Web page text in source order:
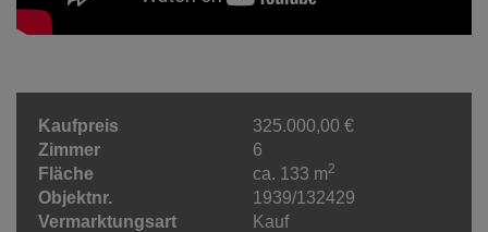
Kaufpreis
325.000,00 €
Zimmer
6
Fläche
ca. 133 m2
Objektnr.
1939/132429
Vermarktungsart
Kauf